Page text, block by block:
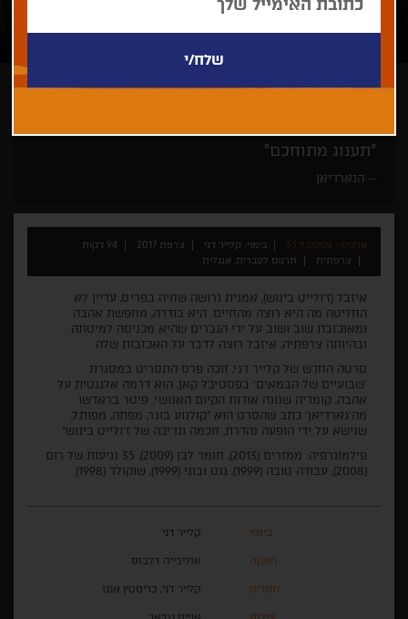
"תענוג מתוחכם"
הגארדיאן
ארכיון - פסטיבל 33 בימוי: קלייר דני צרפת 2017
94 דקות
צרפתית
תרגום לעברית, אנגלית
איזבל (ז'ולייט בינוש), אמנית גרושה שחיה בפריס, עדיין לא
החליטה מה היא רוצה מהחיים. היא בודדה, מחפשת אהבה
ומאוכזבת שוב ושוב על ידי הגברים שהיא מכניסה למיטתה.
ובהיותה צרפתיה, איזבל רוצה לדבר על האכזבות שלה.
סרטה החדש של קלייר דני, זוכה פרס התסריט במסגרת
'שבועיים של הבמאים' בפסטיבל קאן, הוא דרמה אלגנטית על
אהבה, קומדיה שנונה אודות הקיום האנושי. פיטר בראדשו
מה'גארדיאן' כתב שהסרט הוא "קולנוע בוגר, מפתה, מפותל,
שנישא על ידי הופעה נהדרת, חכמה ונדיבה של ז'ולייט בינוש".
פילמוגרפיה: ממזרים (2013), חומר לבן (2009), 35 נגיעות של רום
(2008), עבודה טובה (1999), ננט ובוני (1999), שוקולד (1998).
בימוי קלייר דני
הפקה אוליבייה דלבוס
תסריט קלייר דני, כריסטין אנגו